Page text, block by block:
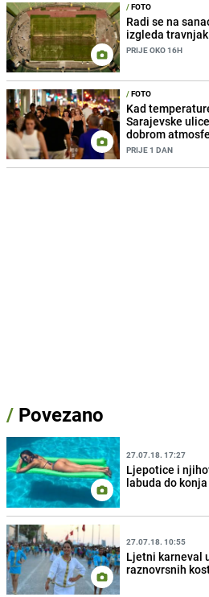
/FOTO
Radi se na
izgleda
PRIJE OKO 16H
/FOTO
Kad
Sarajevske
dobrom
PRIJE 1 DAN
/ Povezano
27.07.18. 17:27
Ljepotice i
labuda do konja
27.07.18. 10:55
Ljetni karneval
raznovrsnih